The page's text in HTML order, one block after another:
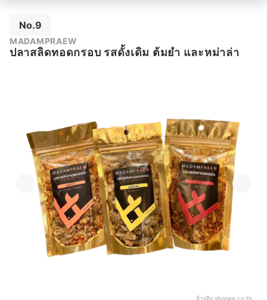
No.9
MADAMPRAEW
ปลาสลิดทอดกรอบ รสดั้งเดิม ต้มยำ และหม่าล่า
อ้างอิง:shopee.co.th